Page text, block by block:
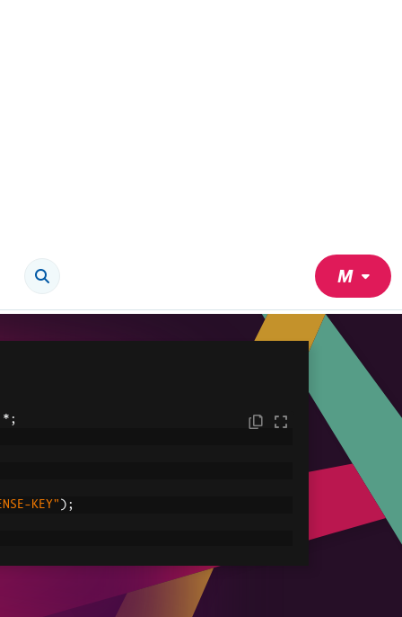
KEY" );
in myPdf as type PdfDocument;
"<h1> ~Hello World~ </h1